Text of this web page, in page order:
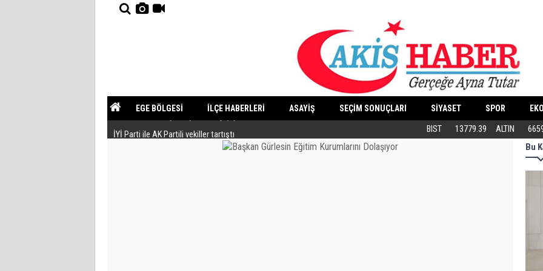
EGE BÖLGESİ İLÇE HABERLERİ ASAYİŞ SEÇİM SONUÇLARI SİYASET SPOR
YAZARLAR GÜNDEM
İYİ Parti ile AK Partili vekiller tartıştı Butik İşletmeler E-Ticarete Başlarken
BIST 13779.39 ALTIN
Bu